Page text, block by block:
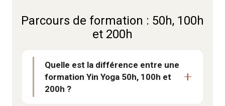
Parcours de formation : 50h, 100h
et 200h
Quelle est la différence entre une
formation Yin Yoga 50h, 100h et
200h ?